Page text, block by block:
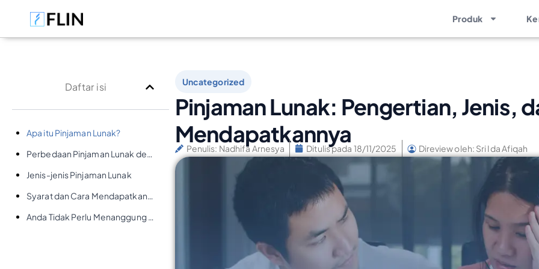
Produk
Daftar isi
Apa itu Pinjaman Lunak?
Perbedaan Pinjaman Lunak dengan Pinjaman Komersial
Jenis-jenis Pinjaman Lunak
Syarat dan Cara Mendapatkan Pinjaman Lunak
Anda Tidak Perlu Menanggung Ini Sendirian
Uncategorized
Pinjaman Lunak: Pengertian, Jenis,
Mendapatkannya
Penulis: Nadhifa Arnesya Ditulis pada 18/11/2025 Direview oleh: Sri Ida Afiqah